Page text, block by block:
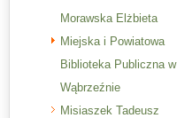
Morawska Elżbieta
Miejska i Powiatowa
Biblioteka Publiczna w
Wąbrzeźnie
Misiaszek Tadeusz